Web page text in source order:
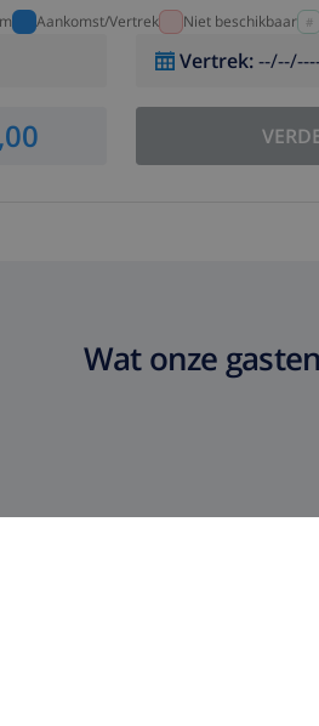
Aankomst/Vertrek Niet beschikbaar
Vertrek:
Wat onze